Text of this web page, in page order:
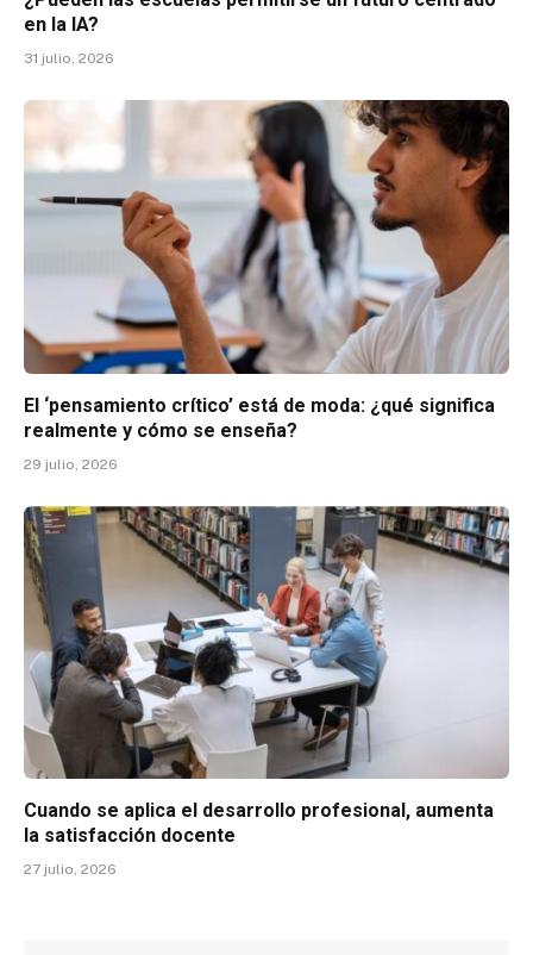
en la IA?
31 julio, 2026
El ‘pensamiento crítico’ está de moda: ¿qué significa
realmente y cómo se enseña?
29 julio, 2026
Cuando se aplica el desarrollo profesional, aumenta
la satisfacción docente
27 julio, 2026